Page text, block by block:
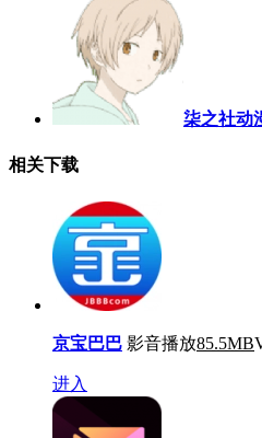
柒之社动
相关下载
京宝巴巴 影音播放85.5MB
进入